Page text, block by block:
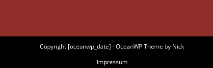
Copyright [oceanwp_date] - OceanWP Theme by Nick
Impressum